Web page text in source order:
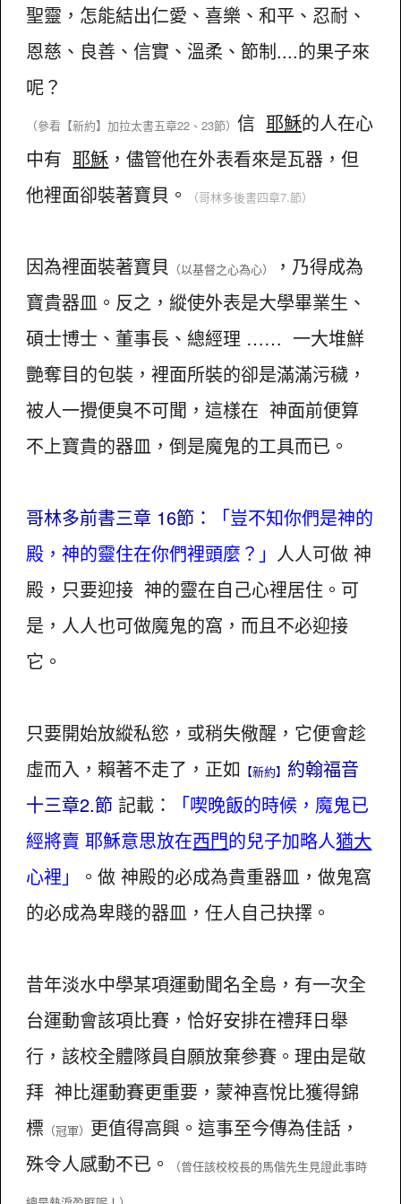
聖靈，怎能結出仁愛、喜樂、和平、忍耐、
恩慈、良善、信實、溫柔、節制....的果子來
呢？
（參看【新約】加拉太書五章22、23節）信耶穌的人在心
中有耶穌 ，儘管他在外表看來是瓦器，但
他裡面卻裝著寶貝。
（哥林多後書四章7.節）
因為裡面裝著寶貝 （以基督之心為心）
，乃得成為
寶貴器皿。反之，縱使外表是大學畢業生、
碩士博士、董事長、總經理 …… 一大堆鮮
艷奪目的包裝，裡面所裝的卻是滿滿污穢，
被人一攪便臭不可聞，這樣在 神面前便算
不上寶貴的器皿，倒是魔鬼的工具而已。
哥林多前書三章 16節：
「豈不知你們是神的
殿，神的靈住在你們裡頭麼？」 人人可做 神
殿，只要迎接 神的靈在自己心裡居住。可
是，人人也可做魔鬼的窩，而且不必迎接
它。
只要開始放縱私慾，或稍失儆醒，它便會趁
虛而入，賴著不走了，正如 【新約】 約翰福音
十三章2.節記載：
「喫晚飯的時候，魔鬼已
經將賣 耶穌意思放在西門的兒子加略人猶大
心裡」
。做 神殿的必成為貴重器皿，做鬼窩
的必成為卑賤的器皿，任人自己抉擇。
昔年淡水中學某項運動聞名全島，有一次全
台運動會該項比賽，恰好安排在禮拜日舉
行，該校全體隊員自願放棄參賽。理由是敬
拜 神比運動賽更重要，蒙神喜悅比獲得錦
標 （冠軍） 更值得高興。這事至今傳為佳話，
殊令人感動不已。
（曾任該校校長的馬偕先生見證此事時